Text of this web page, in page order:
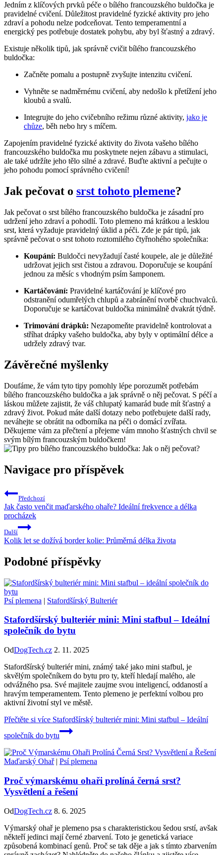
Jedním z klíčových prvků péče o bílého francouzského buldočka je
pravidelné cvičení. Důležitost pravidelné fyzické aktivity pro jeho
zdraví a pohodu nelze podceňovat. Tento temperamentní a
energický pes potřebuje dostatek pohybu, aby byl šťastný a zdravý.
Existuje několik tipů, jak správně cvičit bílého francouzského
buldočka:
Začněte pomalu a postupně zvyšujte intenzitu cvičení.
Vyhněte se nadměrnému cvičení, aby nedošlo k přetížení jeho
kloubů a svalů.
Integrujte do jeho cvičebního režimu různé aktivity, jako je
chůze, běh nebo hry s míčem.
Zapojením pravidelné fyzické aktivity do života vašeho bílého
francouzského buldočka mu poskytnete nejen zábavu a stimulaci,
ale také udržíte jeho tělo silné a zdravé. Buďte aktivní a pečujte o
jeho pohodu pomocí správného cvičení!
Jak pečovat o srst tohoto plemene?
Jak pečovat o srst bílého francouzského buldočka je zásadní pro
udržení jeho zdraví a pohodlí. Toto plemeno má krátkou a lesklou
srst, která vyžaduje pravidelný úklid a péči. Zde je pár tipů, jak
správně pečovat o srst tohoto roztomilého čtyřnohého společníka:
Koupání: Buldočci nevyžadují časté koupele, ale je důležité
udržovat jejich srst čistou a zdravou. Doporučuje se koupání
jednou za měsíc s vhodným psím šamponem.
Kartáčování: Pravidelné kartáčování je klíčové pro
odstranění odumřelých chlupů a zabránění tvorbě chuchvalců.
Doporučuje se kartáčovat buldočka minimálně dvakrát týdně.
Trimování drápků: Nezapomeňte pravidelně kontrolovat a
stříhat drápky vašeho buldočka, aby byly v optimální délce a
udržely zdravý tvar.
Závěrečné myšlenky
Doufáme, že vám tyto tipy pomohly lépe porozumět potřebám
bílého francouzského buldočka a jak správně o něj pečovat. S péčí a
láskou můžete zajistit, že váš chlupatý kamarád bude mít šťastný a
zdravý život. Pokud máte další dotazy nebo potřebujete další rady,
neváhejte se obrátit na odborníka na péči o domácí zvířata.
Děkujeme vám za přečtení a přejeme vám mnoho šťastných chvil se
svým bílým francouzským buldočkem!
Navigace pro příspěvek
Předchozí
Jak často venčit maďarského ohaře? Ideální frekvence a délka
procházek
Další
Kolik let se dožívá border kolie: Průměrná délka života
Podobné příspěvky
Psí plemena | Stafordšírský Bulteriér
Stafordšírský bulteriér mini: Mini stafbul – Ideální
společník do bytu
OdDogTech.cz 2. 11. 2025
Stafordšírský bulteriér mini, známý také jako mini stafbul, je
skvělým společníkem do bytu pro ty, kteří hledají malého, ale
odvážného psa. Své majitele zaujme svou inteligencí, oddaností a
hravým temperamentem. Tento plemeno je perfektní volbou pro
aktivní životní styl ve městě.
Přečtěte si více Stafordšírský bulteriér mini: Mini stafbul – Ideální
společník do bytu
Maďarský Ohař| Psí plemena
Proč výmarskému ohaři prolíná černá srst?
Vysvětlení a řešení
OdDogTech.cz 8. 6. 2025
Výmarský ohař je plemeno psa s charakteristickou šedou srstí, avšak
někteří jedinci mají černé zbarvení. Toto je genetická variace
způsobená kombinací genů. Proč se tak děje a jak s tímto zbarvením